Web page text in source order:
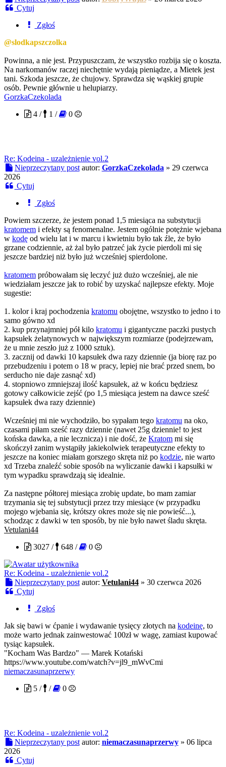
Cytuj
Zgłoś
@slodkapszczolka
Powinna, a nie jest. Przypuszczam, że wszystko rozbija się o koszta.
Na narkomanów raczej niechętnie wydają pieniądze, a Mietek jest
tani. Szkoda jeszcze, że chujowy. Sprawdza się wąskiej grupie
osób. Pewnie głównie u helupiarzy.
GorzkaCzekolada
4 /
1 / 0
Re: Kodeina - uzależnienie vol.2
Nieprzeczytany post autor: GorzkaCzekolada » 29 czerwca
2026
Cytuj
Zgłoś
Powiem szczerze, że jestem ponad 1,5 miesiąca na substytucji
kratomem i efekty są fenomenalne. Jestem ogólnie potężnie wjebana
w kodę od wielu lat i w marcu i kwietniu było tak źle, że było
grzane codziennie, aż żal było patrzeć jak życie pierdoli mi się
jeszcze bardziej niż było już wcześniej spierdolone.
kratomem próbowałam się leczyć już dużo wcześniej, ale nie
wiedziałam jeszcze jak to robić by uzyskać najlepsze efekty. Moje
sugestie:
1. kolor i kraj pochodzenia kratomu obojętne, wszystko to jedno i to
samo gówno xd
2. kup przynajmniej pół kilo kratomu i gigantyczne paczki pustych
kapsułek żelatynowych w największym rozmiarze (podejrzewam,
że u mnie zeszło już z 1000 sztuk).
3. zacznij od dawki 10 kapsułek dwa razy dziennie (ja biorę raz po
przebudzeniu i potem o 18 w pracy, lepiej nie brać przed snem, bo
serducho nie daje zasnąć xd)
4. stopniowo zmniejszaj ilość kapsułek, aż w końcu będziesz
gotowy całkowicie zejść (po 1,5 miesiąca jestem na dawce sześć
kapsułek dwa razy dziennie)
Wcześniej mi nie wychodziło, bo sypałam tego kratomu na oko,
czasami piłam sześć razy dziennie (nawet 25g dziennie! to jest
końska dawka, a nie lecznicza) i nie dość, że Kratom mi się
skończył zanim wystąpiły jakiekolwiek terapeutyczne efekty to
jeszcze na koniec miałam gorszego skręta niż po kodzie, nie warto
xd Trzeba znaleźć sobie sposób na wyliczanie dawki i kapsułki w
tym wypadku sprawdzają się idealnie.
Za następne półtorej miesiąca zrobię update, bo mam zamiar
trzymania się tej substytucji przez trzy miesiące (w przypadku
mojego wjebania się, krótszy okres może się nie powieść...),
schodząc z dawki w ten sposób, by nie było nawet śladu skręta.
Vetulani44
3027 /
648 / 0
Re: Kodeina - uzależnienie vol.2
Nieprzeczytany post autor: Vetulani44» 30 czerwca 2026
Cytuj
Zgłoś
Jak się bawi w ćpanie i wydawanie tysięcy złotych na kodeinę, to
może warto jednak zainwestować 100zł w wagę, zamiast kupować
tysiąc kapsułek.
"Kocham Was Bardzo" — Marek Kotański
https://www.youtube.com/watch?v=jl9_mWvCmi
niemaczasunaprzerwy
5 /
/ 0
Re: Kodeina - uzależnienie vol.2
Nieprzeczytany post autor: niemaczasunaprzerwy» 06 lipca
2026
Cytuj